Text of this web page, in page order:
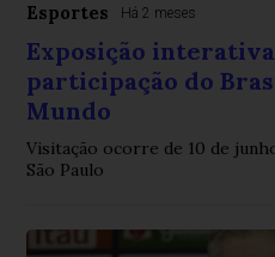
Esportes Há 2 meses
Exposição
participação do
Mundo
Visitação ocorre de 10 de
São Paulo